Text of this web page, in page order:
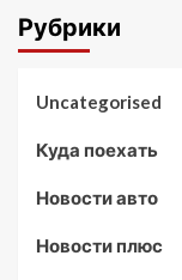
Рубрики
Uncategorised
Куда поехать
Новости авто
Новости плюс